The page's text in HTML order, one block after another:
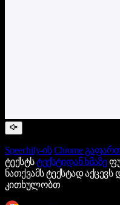
Speechify-ის Chrome
ტექსტსტექსტიდან ხმაზე
ნათქვამს ტექსტად აქცევს
კითხულობთ